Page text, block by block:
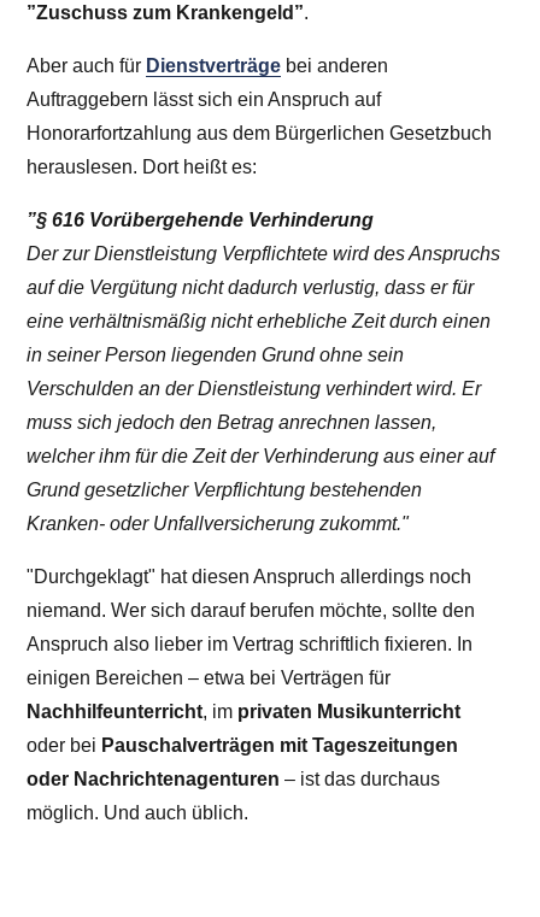
”Zuschuss zum Krankengeld”.
Aber auch für Dienstverträge bei anderen
Auftraggebern lässt sich ein Anspruch auf
Honorarfortzahlung aus dem Bürgerlichen Gesetzbuch
herauslesen. Dort heißt es:
”§ 616 Vorübergehende Verhinderung
Der zur Dienstleistung Verpflichtete wird des Anspruchs
auf die Vergütung nicht dadurch verlustig, dass er für
eine verhältnismäßig nicht erhebliche Zeit durch einen
in seiner Person liegenden Grund ohne sein
Verschulden an der Dienstleistung verhindert wird. Er
muss sich jedoch den Betrag anrechnen lassen,
welcher ihm für die Zeit der Verhinderung aus einer auf
Grund gesetzlicher Verpflichtung bestehenden
Kranken- oder Unfallversicherung zukommt."
"Durchgeklagt" hat diesen Anspruch allerdings noch
niemand. Wer sich darauf berufen möchte, sollte den
Anspruch also lieber im Vertrag schriftlich fixieren. In
einigen Bereichen – etwa bei Verträgen für
Nachhilfeunterricht, im privaten Musikunterricht
oder bei Pauschalverträgen mit Tageszeitungen
oder Nachrichtenagenturen – ist das durchaus
möglich. Und auch üblich.